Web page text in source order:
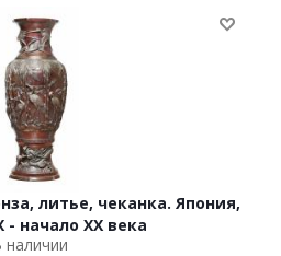
литье, чеканка. Япония,
- начало ХХ века
наличии